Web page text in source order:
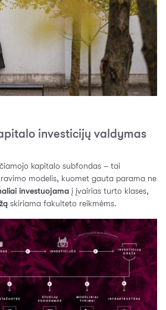
investicijų valdymas
kapitalo subfondas – tai
modelis, kuomet gauta parama ne
investuojama į įvairias turto klases,
skiriama fakulteto reikmėms.